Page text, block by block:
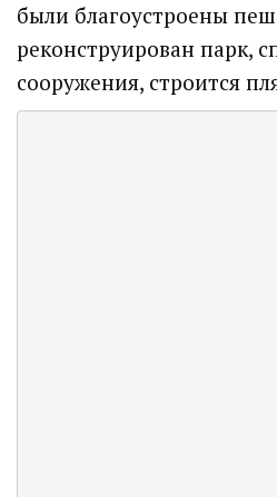
были благоустроены
реконструирован парк,
сооружения, строится